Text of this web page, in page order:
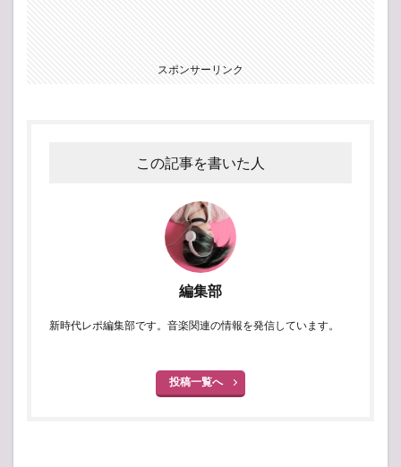
スポンサーリンク
この記事を書いた人
編集部
新時代レポ編集部です。音楽関連の情報を発信しています。
投稿一覧へ